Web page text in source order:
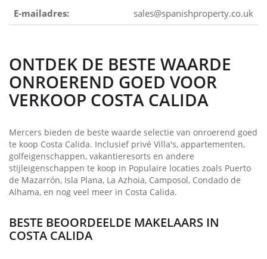
E-mailadres:
sales@spanishproperty.co.uk
ONTDEK DE BESTE WAARDE
ONROEREND GOED VOOR
VERKOOP COSTA CALIDA
Mercers bieden de beste waarde selectie van onroerend goed
te koop Costa Calida. Inclusief privé Villa's, appartementen,
golfeigenschappen, vakantieresorts en andere
stijleigenschappen te koop in Populaire locaties zoals Puerto
de Mazarrón, Isla Plana, La Azhoia, Camposol, Condado de
Alhama, en nog veel meer in Costa Calida.
BESTE BEOORDEELDE MAKELAARS IN
COSTA CALIDA